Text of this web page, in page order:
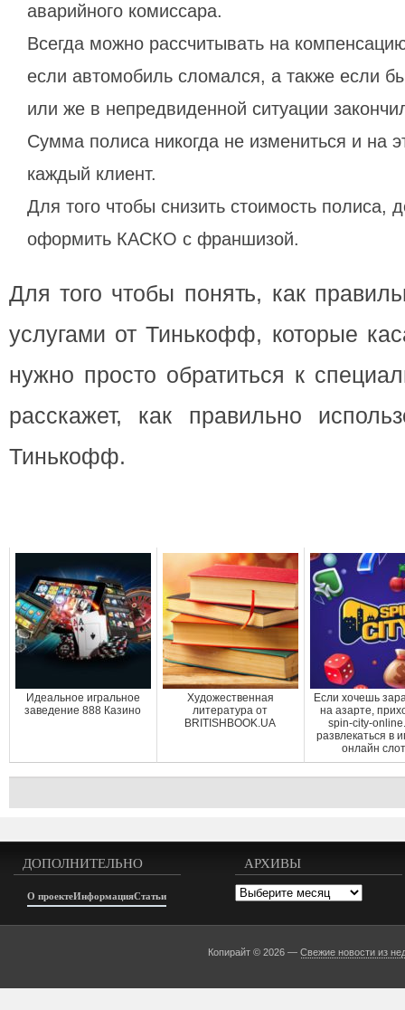
аварийного комиссара.
Всегда можно рассчитывать на
если автомобиль сломался, а также если
или же в непредвиденной ситуации
Сумма полиса никогда не измениться и на
каждый клиент.
Для того чтобы снизить стоимость полиса,
оформить КАСКО с франшизой.
Для того чтобы понять, как
услугами от Тинькофф, которые
нужно просто обратиться к
расскажет, как правильно
Тинькофф.
Идеальное игральное
заведение 888 Казино
Художественная
литература от
BRITISHBOOK.UA
Если хочешь
на азарте,
spin-city-
развлекаться в
онлайн
ДОПОЛНИТЕЛЬНО
О проектеИнформацияСтатьи
АРХИВЫ
Архивы
Копирайт © 2026 —Свежие новости из